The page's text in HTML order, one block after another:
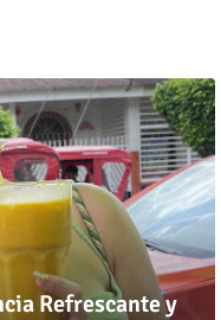
Refrescante y